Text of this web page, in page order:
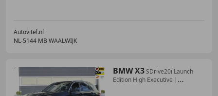
Autovitel.nl
NL-5144 MB WAALWIJK
BMW X3SDrive20i Launch
Edition High Executive |